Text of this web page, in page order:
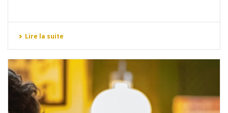
Lire la suite